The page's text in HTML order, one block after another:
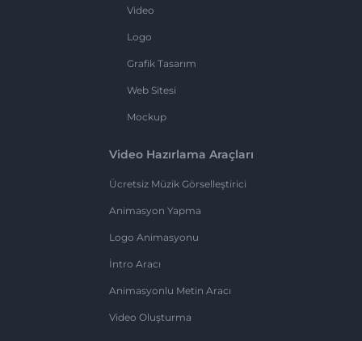
Video
Logo
Grafik Tasarım
Web Sitesi
Mockup
Video Hazırlama Araçları
Ücretsiz Müzik Görselleştirici
Animasyon Yapma
Logo Animasyonu
İntro Aracı
Animasyonlu Metin Aracı
Video Oluşturma